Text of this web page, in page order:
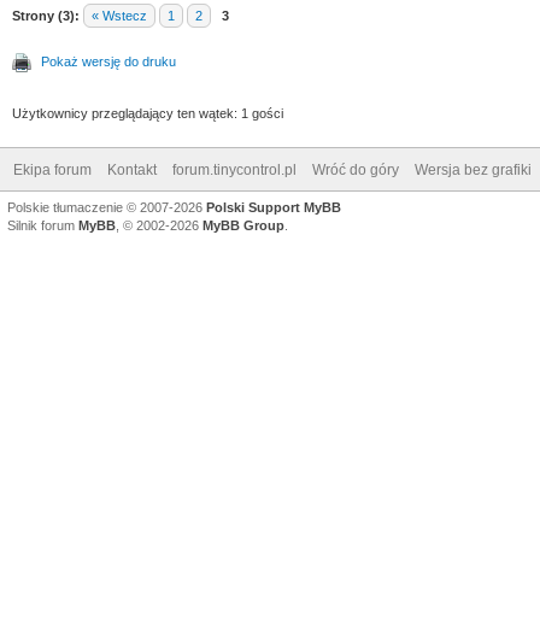
Strony (3): « Wstecz 1 2 3
Pokaż wersję do druku
Użytkownicy przeglądający ten wątek: 1 gości
Ekipa forum Kontakt forum.tinycontrol.pl Wróć do góry Wersja bez grafiki
Polskie tłumaczenie © 2007-2026 Polski Support MyBB
Silnik forum MyBB , © 2002-2026 MyBB Group